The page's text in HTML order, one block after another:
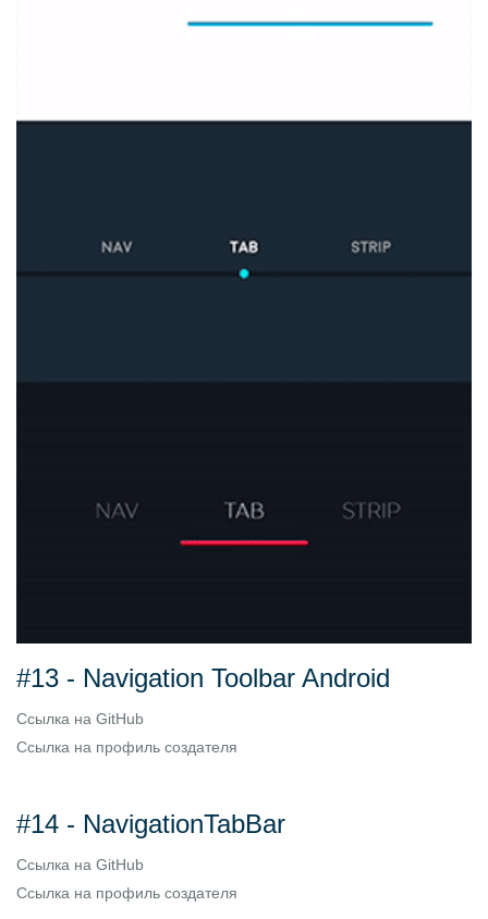
#13 - Navigation Toolbar Android
Ссылка на GitHub
Ссылка на профиль создателя
#14 - NavigationTabBar
Ссылка на GitHub
Ссылка на профиль создателя